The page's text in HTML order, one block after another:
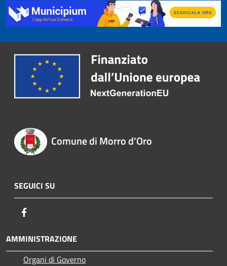
Comune di Morro d'Oro
SEGUICI SU
AMMINISTRAZIONE
Organi di Governo